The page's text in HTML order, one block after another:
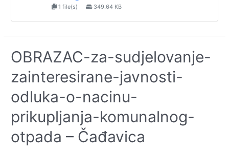
1 file(s) 349.64 KB
OBRAZAC-za-sudjelovanje-
zainteresirane-javnosti-
odluka-o-nacinu-
prikupljanja-komunalnog-
otpada – Čađavica